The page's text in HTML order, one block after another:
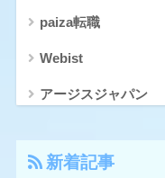
paiza転職
Webist
アージスジャパン
エン転職
新着記事